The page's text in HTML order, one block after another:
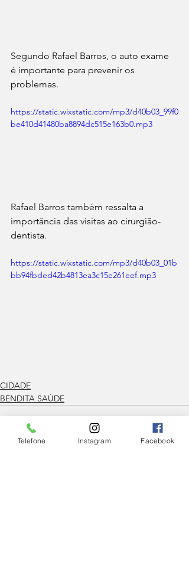
Segundo Rafael Barros, o auto exame
é importante para prevenir os
problemas.
https://static.wixstatic.com/mp3/d40b03_99f0
be410d41480ba8894dc515e163b0.mp3
Rafael Barros também ressalta a
importância das visitas ao cirurgião-
dentista.
https://static.wixstatic.com/mp3/d40b03_01b
bb94fbded42b4813ea3c15e261eef.mp3
CIDADE
BENDITA SAÚDE
Telefone Instagram Facebook